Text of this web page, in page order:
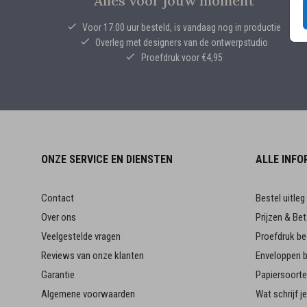
Voor 17.00 uur besteld, is vandaag nog in productie
Overleg met designers van de ontwerpstudio
Proefdruk voor €4,95
ONZE SERVICE EN DIENSTEN
Contact
Over ons
Veelgestelde vragen
Reviews van onze klanten
Garantie
Algemene voorwaarden
ALLE
Bestel uitleg
Prijzen &
Proefdruk
Enveloppen
Wat schrijf